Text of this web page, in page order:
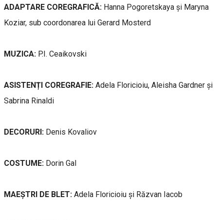
ADAPTARE COREGRAFICĂ: Hanna Pogoretskaya și Maryna
Koziar, sub coordonarea lui Gerard Mosterd
MUZICA: P.I. Ceaikovski
ASISTENȚI COREGRAFIE: Adela Floricioiu, Aleisha Gardner și
Sabrina Rinaldi
DECORURI: Denis Kovaliov
COSTUME: Dorin Gal
MAEȘTRI DE BLET: Adela Floricioiu și Răzvan Iacob